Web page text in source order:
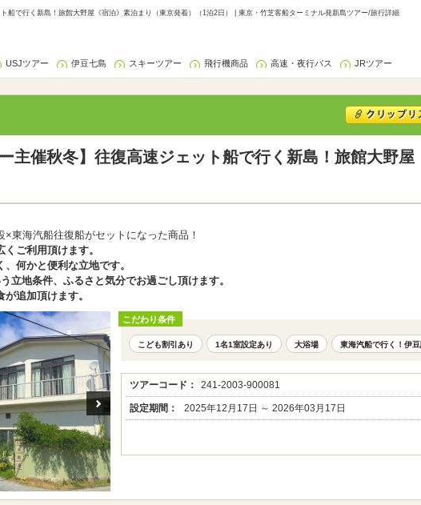
船で行く新島！旅館大野屋《宿泊》素泊まり（東京発着）（1泊2日） | 東京・竹芝客船ターミナル発新島ツアー/旅行詳細
USJツアー 伊豆七島 スキーツアー 飛行機商品 高速・夜行バス JRツアー
主催秋冬】往復高速ジェット船で行く新島！旅館大野屋
東海汽船往復船がセットになった商品！
ご利用頂けます。
何かと便利な立地です。
立地条件、ふるさと気分でお過ごし頂けます。
追加頂けます。
こだわり条件
こども割引あり 1名1室設定あり 大浴場 東海汽船で行く！伊
ツアーコード： 241-2003-900081
設定期間： 2025年12月17日 ～ 2026年03月17日